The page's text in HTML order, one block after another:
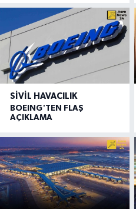
SIVIL HAVACILIK
BOEING'TEN FLAŞ
AÇIKLAMA